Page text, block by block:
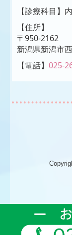
【診療科目】
【住所】
〒950-2162
新潟県新潟市
【電話】025-